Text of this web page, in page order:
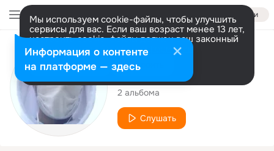
Войти
Мы используем cookie-файлы, чтобы улучшить
сервисы для вас. Если ваш возраст менее 13 лет,
настроить cookie-файлы должен ваш законный
представитель. Больше информации
Разрешить все Настроить
Исполнитель
BeatJo
2 альбома
Слушать
Информация о контенте
на платформе — здесь